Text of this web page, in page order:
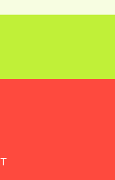
навигации